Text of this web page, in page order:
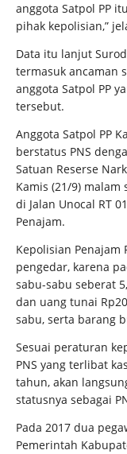
anggota Satpol PP
pihak kepolisian,”
Data itu lanjut
termasuk ancaman
anggota Satpol PP
tersebut.
Anggota Satpol PP
berstatus PNS
Satuan Reserse
Kamis (21/9)
di Jalan Unocal RT
Penajam.
Kepolisian Penajam
pengedar, karena
sabu-sabu seberat
dan uang tunai
sabu, serta barang
Sesuai peraturan
PNS yang terlibat
tahun, akan
statusnya sebagai
Pada 2017 dua
Pemerintah